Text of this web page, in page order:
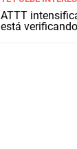
ATTT
está